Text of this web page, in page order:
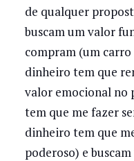
de qualquer
buscam um valor
compram (um
dinheiro tem que
valor emocional no
tem que me fazer
dinheiro tem que
poderoso) e